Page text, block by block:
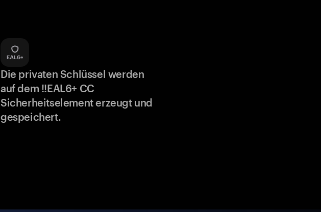
Die privaten Schlüssel werden
auf dem !!EAL6+ CC
Sicherheitselement erzeugt und
gespeichert.